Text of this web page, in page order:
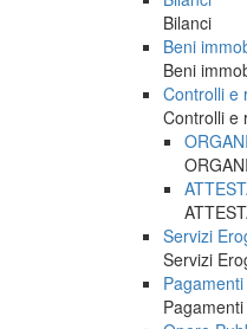
Bilanci
Beni
Beni
Controlli e
Controlli e
Servizi
Servizi